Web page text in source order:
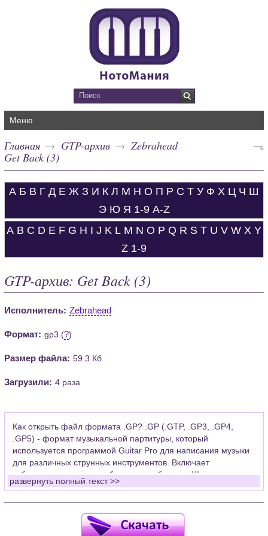
Меню
Главная GTP-архив
Zebrahead
Get Back (3)
А Б В Г Д Е Ж З И К Л М Н О П Р С Т У Ф Х Ц Ч Ш
Э Ю Я 1-9 A-Z
A B C D E F G H I J K L M N O P Q R S T U V W X Y
Z 1-9
GTP-архив: Get Back (3)
Исполнитель: Zebrahead
Формат: gp3 (?)
Размер файла: 59.3 Кб
Загрузили: 4 раза
Как открыть файл формата .GP? .GP (.GTP, .GP3, .GP4,
.GP5) - формат музыкальной партитуры, который
используется программой Guitar Pro для написания музыки
для различных струнных инструментов. Включает
табулатуры для гитары, бас-гитары, банджо. Широко
применяется для создания партитур, которые затем
Для открытия нот этого формата Вам необходимо
установить у себя на рабочем компьютере программу Guitar
развернуть полный текст >>